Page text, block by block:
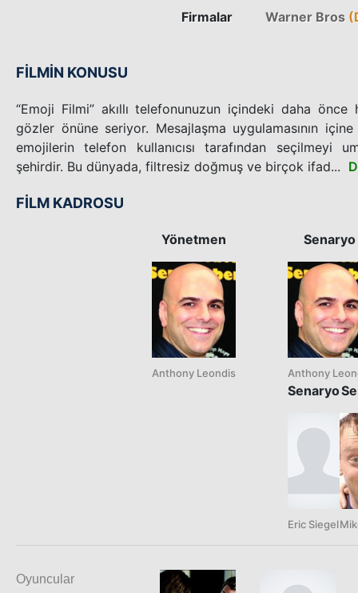
Firmalar Warner Bros
FİLMİN KONUSU
“Emoji Filmi” akıllı telefonunuzun içindeki daha
gözler önüne seriyor. Mesajlaşma uygulamasının
emojilerin telefon kullanıcısı tarafından seçilmeyi
şehirdir. Bu dünyada, filtresiz doğmuş ve birçok ifad...
FİLM KADROSU
Yönetmen
Anthony Leondis
Senaryo
Anthony
Senaryo
Eric Siegel
Oyuncular